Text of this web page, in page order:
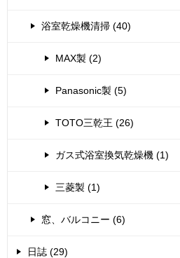
浴室乾燥機清掃 (40)
MAX製 (2)
Panasonic製 (5)
TOTO三乾王 (26)
ガス式浴室換気乾燥機 (1)
三菱製 (1)
窓、バルコニー (6)
日誌 (29)